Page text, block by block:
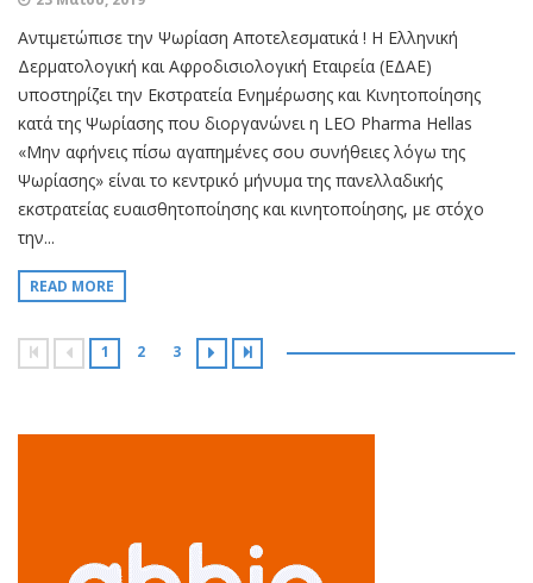
Αντιμετώπισε την Ψωρίαση Αποτελεσματικά ! H Ελληνική
Δερματολογική και Αφροδισιολογική Εταιρεία (ΕΔΑΕ)
υποστηρίζει την Εκστρατεία Ενημέρωσης και Κινητοποίησης
κατά της Ψωρίασης που διοργανώνει η LEO Pharma Hellas
«Μην αφήνεις πίσω αγαπημένες σου συνήθειες λόγω της
Ψωρίασης» είναι το κεντρικό μήνυμα της πανελλαδικής
εκστρατείας ευαισθητοποίησης και κινητοποίησης, με στόχο
την...
READ MORE
1 2 3